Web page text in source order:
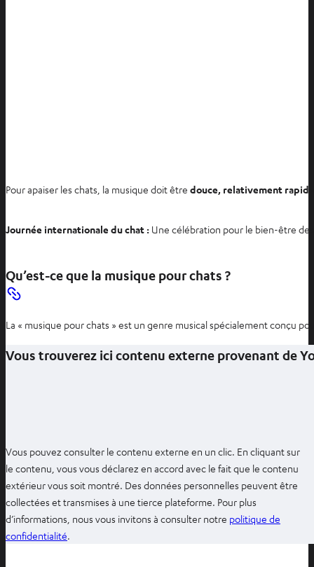
Pour apaiser les chats, la musique doit être douce, relativement
Journée internationale du chat : Une célébration pour le bien-être
Qu’est-ce que la musique pour chats ?
La « musique pour chats » est un genre musical spécialement conçu
Vous trouverez ici contenu externe provenant de
Vous pouvez consulter le contenu externe en un clic. En cliquant sur
le contenu, vous vous déclarez en accord avec le fait que le contenu
extérieur vous soit montré. Des données personnelles peuvent être
collectées et transmises à une tierce plateforme. Pour plus
d’informations, nous vous invitons à consulter notre politique de
confidentialité.